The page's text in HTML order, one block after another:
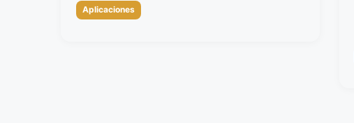
Categorías
Aplicaciones